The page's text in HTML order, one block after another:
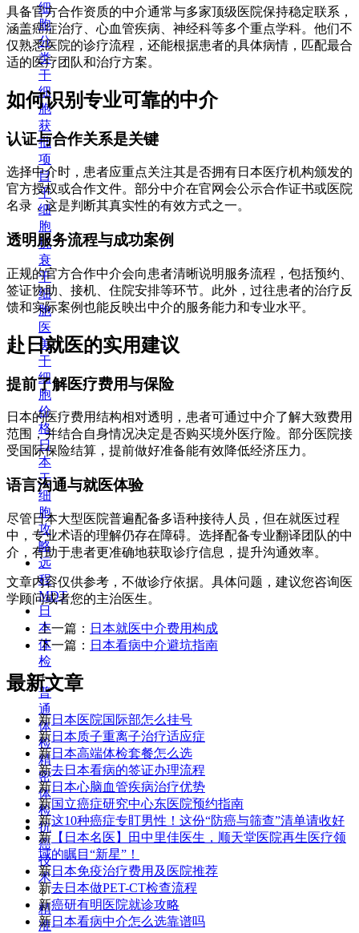
细
胞
分
类
干
细
胞
获
批
项
目
干
细
胞
抗
衰
干
细
胞
医
美
干
细
胞
价
格
日
本
干
细
胞
攻
略
远
程
MDT
日
本
体
检
+
普
通
体
检
精
密
体
检
抗
癌
技
术
+
精
准
具备官方合作资质的中介通常与多家顶级医院保持稳定联系，
涵盖癌症治疗、心血管疾病、神经科等多个重点学科。他们不
仅熟悉医院的诊疗流程，还能根据患者的具体病情，匹配最合
适的医疗团队和治疗方案。
如何识别专业可靠的中介
认证与合作关系是关键
选择中介时，患者应重点关注其是否拥有日本医疗机构颁发的
官方授权或合作文件。部分中介在官网会公示合作证书或医院
名录，这是判断其真实性的有效方式之一。
透明服务流程与成功案例
正规的官方合作中介会向患者清晰说明服务流程，包括预约、
签证协助、接机、住院安排等环节。此外，过往患者的治疗反
馈和实际案例也能反映出中介的服务能力和专业水平。
赴日就医的实用建议
提前了解医疗费用与保险
日本的医疗费用结构相对透明，患者可通过中介了解大致费用
范围，并结合自身情况决定是否购买境外医疗险。部分医院接
受国际保险结算，提前做好准备能有效降低经济压力。
语言沟通与就医体验
尽管日本大型医院普遍配备多语种接待人员，但在就医过程
中，专业术语的理解仍存在障碍。选择配备专业翻译团队的中
介，有助于患者更准确地获取诊疗信息，提升沟通效率。
文章内容仅供参考，不做诊疗依据。具体问题，建议您咨询医
学顾问或者您的主治医生。
上一篇： 日本就医中介费用构成
下一篇： 日本看病中介避坑指南
最新文章
新日本医院国际部怎么挂号
新日本质子重离子治疗适应症
新日本高端体检套餐怎么选
新去日本看病的签证办理流程
新日本心脑血管疾病治疗优势
新国立癌症研究中心东医院预约指南
新这10种癌症专盯男性！这份“防癌与筛查”清单请收好
新 【日本名医】田中里佳医生，顺天堂医院再生医疗领
域的瞩目“新星”！
新日本免疫治疗费用及医院推荐
新去日本做PET-CT检查流程
新癌研有明医院就诊攻略
新日本看病中介怎么选靠谱吗